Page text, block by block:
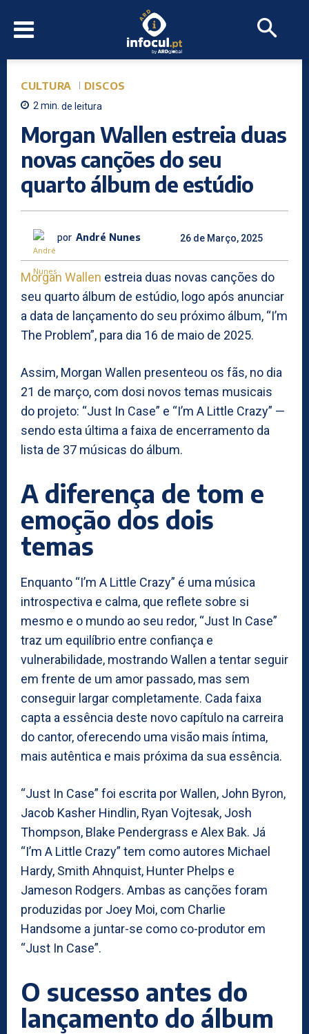
CULTURA DISCOS
2min. de leitura
Morgan Wallen estreia duas
novas canções do seu
quarto álbum de estúdio
por André Nunes 26 de Março, 2025
Morgan Wallen estreia duas novas canções do
seu quarto álbum de estúdio, logo após anunciar
a data de lançamento do seu próximo álbum, “I’m
The Problem”, para dia 16 de maio de 2025.
Assim, Morgan Wallen presenteou os fãs, no dia
21 de março, com dosi novos temas musicais
do projeto: “Just In Case” e “I’m A Little Crazy” —
sendo esta última a faixa de encerramento da
lista de 37 músicas do álbum.
A diferença de tom e
emoção dos dois
temas
Enquanto “I’m A Little Crazy” é uma música
introspectiva e calma, que reflete sobre si
mesmo e o mundo ao seu redor, “Just In Case”
traz um equilíbrio entre confiança e
vulnerabilidade, mostrando Wallen a tentar seguir
em frente de um amor passado, mas sem
conseguir largar completamente. Cada faixa
capta a essência deste novo capítulo na carreira
do cantor, oferecendo uma visão mais íntima,
mais autêntica e mais próxima da sua essência.
“Just In Case” foi escrita por Wallen, John Byron,
Jacob Kasher Hindlin, Ryan Vojtesak, Josh
Thompson, Blake Pendergrass e Alex Bak. Já
“I’m A Little Crazy” tem como autores Michael
Hardy, Smith Ahnquist, Hunter Phelps e
Jameson Rodgers. Ambas as canções foram
produzidas por Joey Moi, com Charlie
Handsome a juntar-se como co-produtor em
“Just In Case”.
O sucesso antes do
lançamento do álbum